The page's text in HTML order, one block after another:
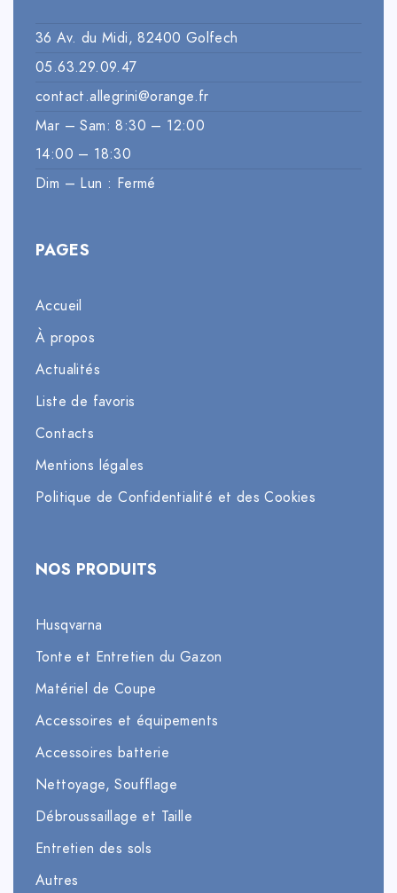
36 Av. du Midi, 82400 Golfech
05.63.29.09.47
contact.allegrini@orange.fr
Mar – Sam: 8:30 – 12:00
14:00 – 18:30
Dim – Lun : Fermé
PAGES
Accueil
À propos
Actualités
Liste de favoris
Contacts
Mentions légales
Politique de Confidentialité et des Cookies
NOS PRODUITS
Husqvarna
Tonte et Entretien du Gazon
Matériel de Coupe
Accessoires et équipements
Accessoires batterie
Nettoyage, Soufflage
Débroussaillage et Taille
Entretien des sols
Autres